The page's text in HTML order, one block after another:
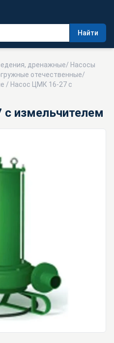
Найти
дренажные/ Насосы
отечественные/
/ Насос ЦМК 16-27 с
измельчителем